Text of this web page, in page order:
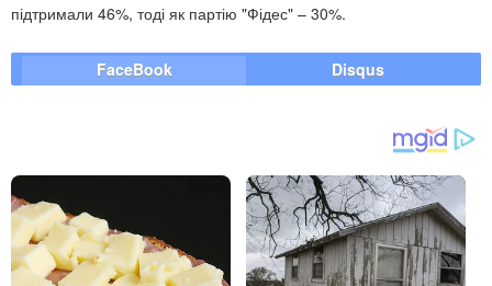
підтримали 46%, тоді як партію "Фідес" – 30%.
FaceBook Disqus